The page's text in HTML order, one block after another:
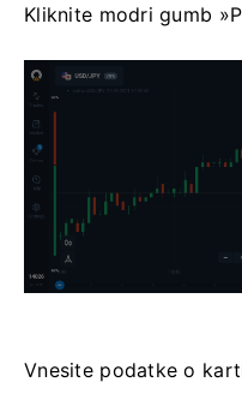
Kliknite modri gumb
Vnesite podatke o